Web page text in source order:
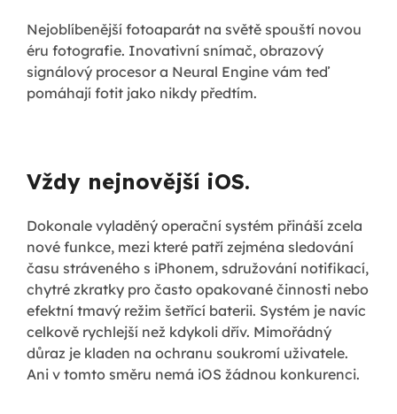
Nejoblíbenější fotoaparát na světě spouští novou
éru fotografie. Inovativní snímač, obrazový
signálový procesor a Neural Engine vám teď
pomáhají fotit jako nikdy předtím.
Vždy nejnovější iOS.
Dokonale vyladěný operační systém přináší zcela
nové funkce, mezi které patří zejména sledování
času stráveného s iPhonem, sdružování notifikací,
chytré zkratky pro často opakované činnosti nebo
efektní tmavý režim šetřící baterii. Systém je navíc
celkově rychlejší než kdykoli dřív. Mimořádný
důraz je kladen na ochranu soukromí uživatele.
Ani v tomto směru nemá iOS žádnou konkurenci.